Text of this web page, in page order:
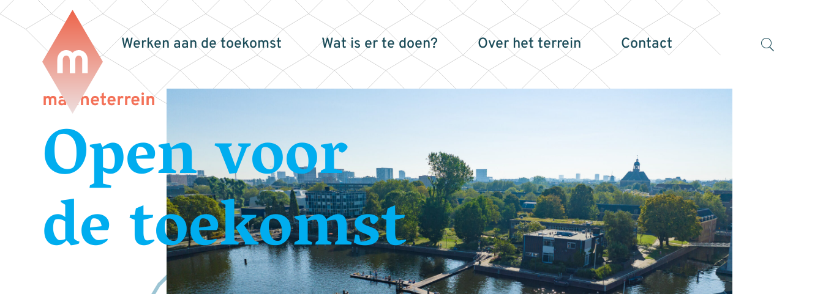
Werken aan de toekomst Wat is er te doen? Over het terrein Contact
marineterrein
Open voor
de toekomst